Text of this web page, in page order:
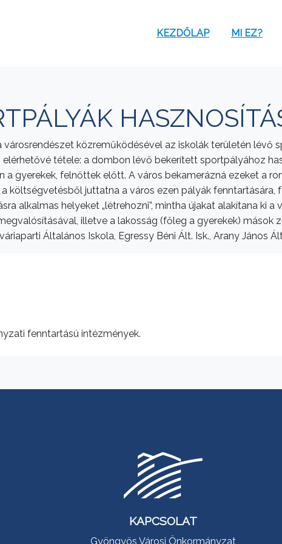
KEZDŐLAP MI EZ?
közreműködésével az iskolák területén lévő
tétele: a dombon lévő bekerített sportpályához
gyerekek, felnőttek előtt. A város bekamerázná ezeket a
költségvetésből juttatna a város ezen pályák
alkalmas helyeket „létrehozni”, mintha újakat alakítana ki a
illetve a lakosság (főleg a gyerekek) mások
Általános Iskola, Egressy Béni Ált. Isk., Arany János
fenntartású intézmények.
KAPCSOLAT
Gyöngyös Városi Önkormányzat